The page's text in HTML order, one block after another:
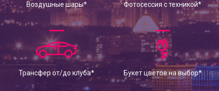
Воздушные шары* Фотосессия с техникой*
Трансфер от/до клуба* Букет цветов на выбор*